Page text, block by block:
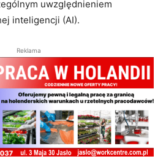
uwzględnieniem
inteligencji (AI).
Reklama